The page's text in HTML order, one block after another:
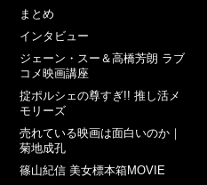
まとめ
インタビュー
ジェーン・スー＆高橋芳朗 ラブ
コメ映画講座
掟ポルシェの尊すぎ!! 推し活メ
モリーズ
売れている映画は面白いのか｜
菊地成孔
篠山紀信 美女標本箱MOVIE